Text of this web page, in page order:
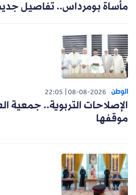
مأساة بومرداس.. تفاصيل
الوطن 08-08-2026
22:05
الإصلاحات التربوية.. جمعية
موقفها